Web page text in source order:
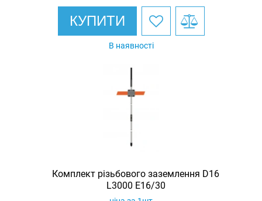
КУПИТИ
В наявності
Комплект різьбового заземлення D16
L3000 E16/30